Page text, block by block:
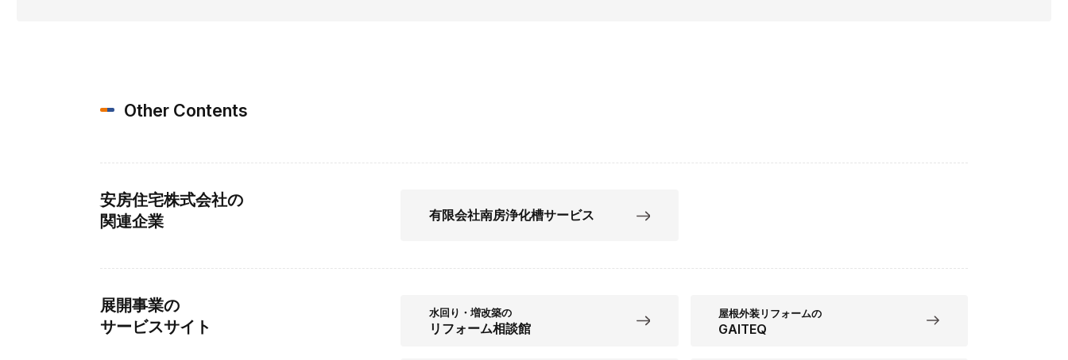
Other Contents
安房住宅株式会社の
関連企業
有限会社南房浄化槽サービス
展開事業の
サービスサイト
水回り・増改築の
リフォーム相談館
屋根外装リフォームの
GAITEQ